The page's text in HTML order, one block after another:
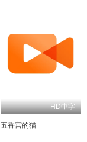
HD中字
五香宫的猫